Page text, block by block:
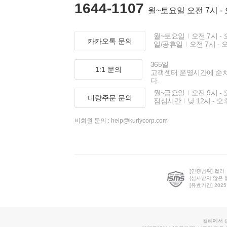
1644-1107 월~토요일 오전 7시 -
카카오톡 문의
월~토요일
오전 7시 -
일/공휴일
오전 7시 -
1:1 문의
365일
고객센터 운영시간에 순
다.
대량주문 문의
월~금요일
오전 9시 -
점심시간
낮 12시 - 오
비회원 문의 : help@kurlycorp.com
[인증범위] 컬리
(심사받지 않은
[유효기간]
컬리에서